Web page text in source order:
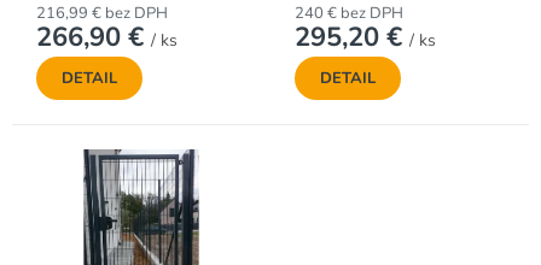
216,99 € bez DPH
266,90 € / ks
DETAIL
240 € bez DPH
295,20 € / ks
DETAIL